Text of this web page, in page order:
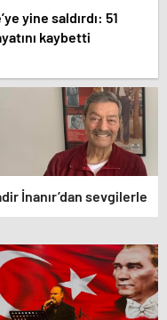
yine saldırdı: 51
kaybetti
İnanır’dan sevgilerle